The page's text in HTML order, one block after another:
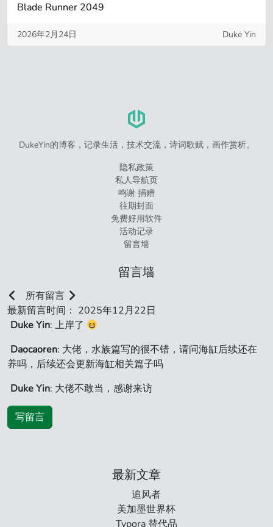
Blade Runner 2049
2026年2月24日 Duke Yin
DukeYin的博客，记录生活，技术交流，诗词歌赋，画作赏析。
隐私政策
私人导航页
鸣谢 捐赠
往期封面
免费好用软件
活动记录
留言墙
留言墙
所有留言
最新留言时间： 2025年12月22日
Duke Yin: 上岸了
Daocaoren: 大佬，水族篇写的很不错，请问海缸后续还在
养吗，后续还会更新海缸相关篇子吗
Duke Yin: 大佬不敢当，感谢来访
写留言
最新文章
追风者
美加墨世界杯
Typora 替代品